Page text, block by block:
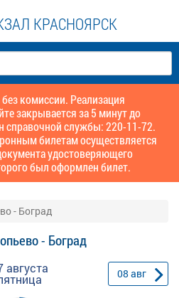
КРАСНОЯРСК
комиссии. Реализация
закрывается за 5 минут до
справочной службы: 220-11-72.
билетам осуществляется
удостоверяющего
был оформлен билет.
- Боград
- Боград
августа 08 авг